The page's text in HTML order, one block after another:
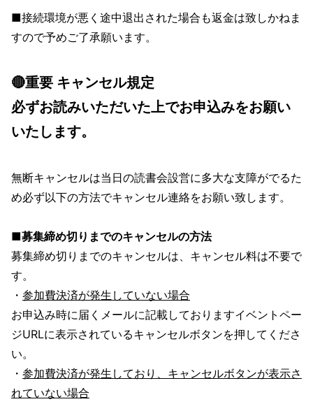
■接続環境が悪く途中退出された場合も返金は致しかねま
すので予めご了承願います。
🔴重要 キャンセル規定
必ずお読みいただいた上でお申込みをお願い
いたします。
無断キャンセルは当日の読書会設営に多大な支障がでるた
め必ず以下の方法でキャンセル連絡をお願い致します。
■募集締め切りまでのキャンセルの方法
募集締め切りまでのキャンセルは、キャンセル料は不要で
す。
・ 参加費決済が発生していない場合
お申込み時に届くメールに記載しておりますイベントペー
ジURLに表示されているキャンセルボタンを押してくださ
い。
・ 参加費決済が発生しており、キャンセルボタンが表示さ
れていない場合